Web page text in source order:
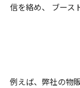
信を絡め、 ブース
例えば、弊社の物